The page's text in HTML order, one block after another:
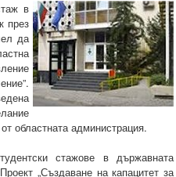
в
през
да
областната администрация.
стажове в държавната
„Създаване на капацитет за